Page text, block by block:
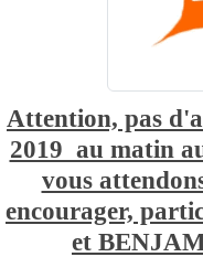
Attention, pas
2019 au matin
vous
encourager,
et